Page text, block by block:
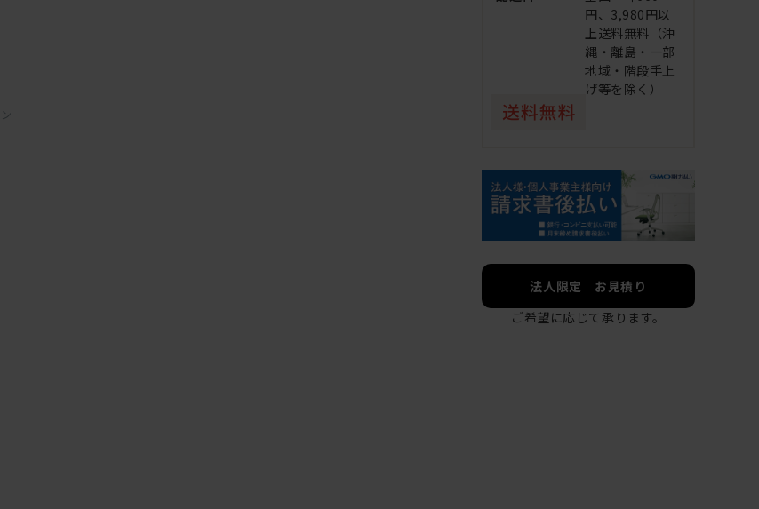
円、3,980円以
上送料無料（沖
縄・離島・一部
地域・階段手上
げ等を除く）
法人限定 お見積り
ご希望に応じて承ります。